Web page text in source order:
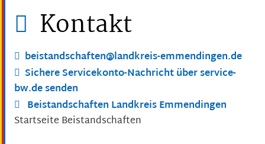
Kontakt
beistandschaften@landkreis-emmendingen.de
Sichere Servicekonto-Nachricht über service-
bw.de senden
Beistandschaften Landkreis Emmendingen
Startseite Beistandschaften